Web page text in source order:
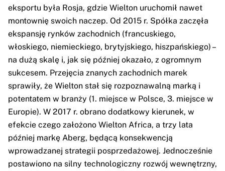
eksportu była Rosja, gdzie Wielton uruchomił nawet
montownię swoich naczep. Od 2015 r. Spółka zaczęła
ekspansję rynków zachodnich (francuskiego,
włoskiego, niemieckiego, brytyjskiego, hiszpańskiego) –
na dużą skalę i, jak się później okazało, z ogromnym
sukcesem. Przejęcia znanych zachodnich marek
sprawiły, że Wielton stał się rozpoznawalną marką i
potentatem w branży (1. miejsce w Polsce, 3. miejsce w
Europie). W 2017 r. obrano dodatkowy kierunek, w
efekcie czego założono Wielton Africa, a trzy lata
później markę Aberg, będącą konsekwencją
wprowadzanej strategii posprzedażowej. Jednocześnie
postawiono na silny technologiczny rozwój wewnętrzny,